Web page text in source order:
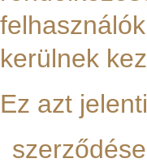
kerülnek
Ez azt